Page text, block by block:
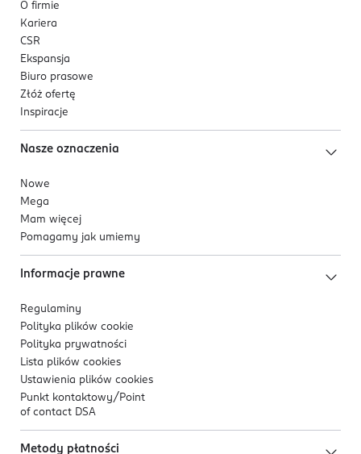
O firmie
Kariera
CSR
Ekspansja
Biuro prasowe
Złóż ofertę
Inspiracje
Nasze oznaczenia
Nowe
Mega
Mam więcej
Pomagamy jak umiemy
Informacje prawne
Regulaminy
Polityka plików cookie
Polityka prywatności
Lista plików cookies
Ustawienia plików cookies
Punkt kontaktowy/ Point
of contact DSA
Metody płatności